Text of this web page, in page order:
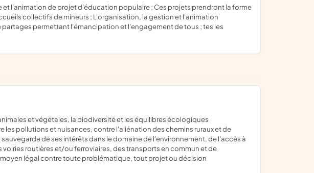
collectifs de mineurs ; L'organisation, la gestion et l'animation
permettant l'émancipation et l'engagement de tous ; tes les
les pollutions et nuisances, contre l'aliénation des chemins ruraux et de
de ses intérêts dans le domaine de l'environnement, de l'accès à
routières et/ou ferroviaires, des transports en commun et de
légal contre toute problématique, tout projet ou décision